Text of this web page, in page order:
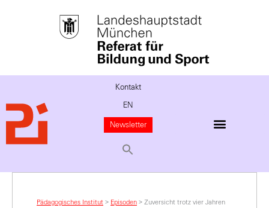
Kontakt
EN
Newsletter
Pädagogisches Institut > Episoden > Zuversicht trotz vier Jahren